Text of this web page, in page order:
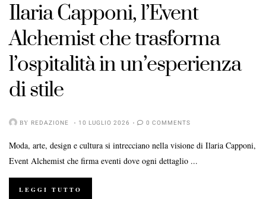
Ilaria Capponi, l’Event
Alchemist che trasforma
l’ospitalità in un’esperienza
di stile
BY REDAZIONE 10 LUGLIO 2026 0 COMMENTS
Moda, arte, design e cultura si intrecciano nella visione di Ilaria Capponi,
Event Alchemist che firma eventi dove ogni dettaglio ...
LEGGI TUTTO